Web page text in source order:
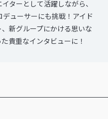
ターとして活躍しながら、
ューサーにも挑戦！アイド
新グループにかける思いな
貴重なインタビューに！